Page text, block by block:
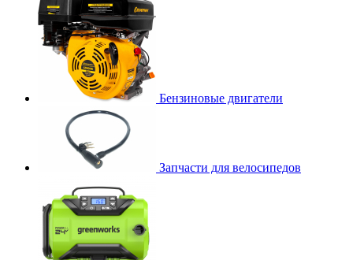
Бензиновые двигатели
Запчасти для велосипедов